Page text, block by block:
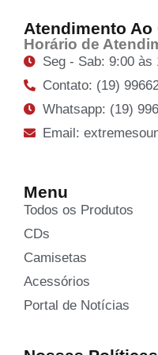
Atendimento Ao
Horário de
Seg - Sab: 9:00 às
Contato: (19)
Whatsapp: (19)
Email:
Menu
Todos os Produtos
CDs
Camisetas
Acessórios
Portal de Notícias